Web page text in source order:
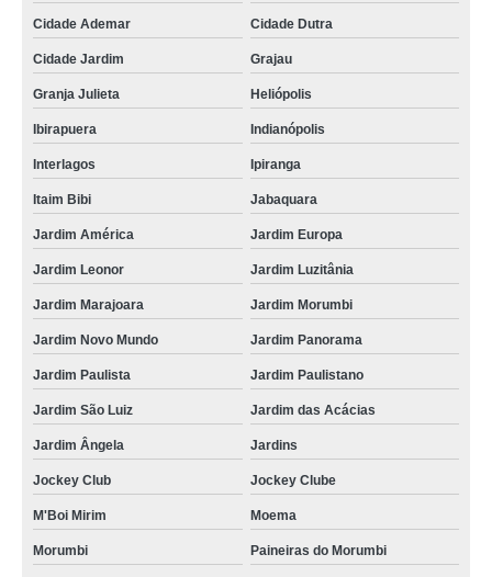
Cidade Ademar Cidade Dutra
Cidade Jardim Grajau
Granja Julieta Heliópolis
Ibirapuera Indianópolis
Interlagos Ipiranga
Itaim Bibi Jabaquara
Jardim América Jardim Europa
Jardim Leonor Jardim Luzitânia
Jardim Marajoara Jardim Morumbi
Jardim Novo Mundo Jardim Panorama
Jardim Paulista Jardim Paulistano
Jardim São Luiz Jardim das Acácias
Jardim Ângela Jardins
Jockey Club Jockey Clube
M'Boi Mirim Moema
Morumbi Paineiras do Morumbi